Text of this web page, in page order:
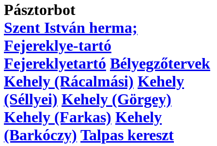
Pásztorbot
Szent István herma;
Fejereklye-tartó
Fejereklyetartó Bélyegzőtervek
Kehely (Rácalmási) Kehely
(Séllyei) Kehely (Görgey)
Kehely (Farkas) Kehely
(Barkóczy) Talpas kereszt